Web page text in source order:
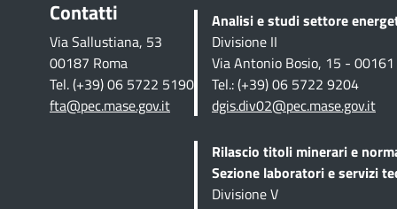
Contatti
Via Sallustiana, 53
00187 Roma
Tel. (+39) 06 5722 5190
fta@pec.mase.gov.it
Analisi e studi settore
Divisione II
Via Antonio Bosio, 15 - 00161
Tel.: (+39) 06 5722 9204
dgis.div02@pec.mase.gov.it
Rilascio titoli minerari e
Sezione laboratori e servizi
Divisione V